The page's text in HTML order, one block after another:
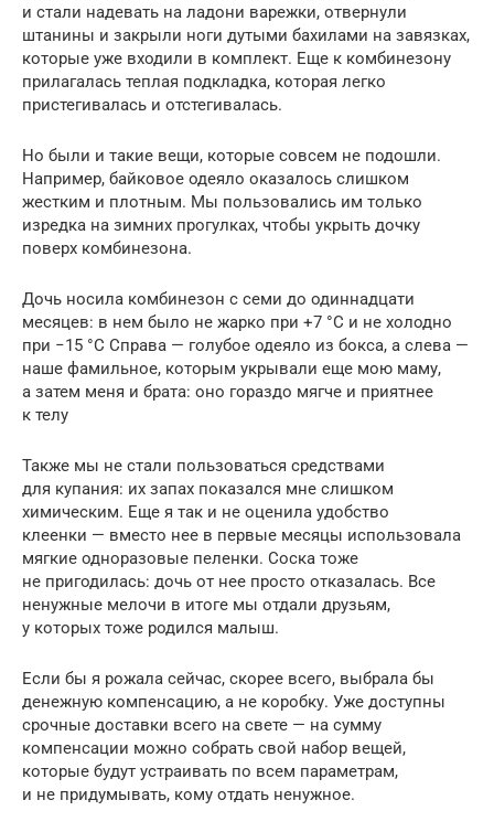
и стали надевать на ладони варежки, отвернули
штанины и закрыли ноги дутыми бахилами на завязках,
которые уже входили в комплект. Еще к комбинезону
прилагалась теплая подкладка, которая легко
пристегивалась и отстегивалась.
Но были и такие вещи, которые совсем не подошли.
Например, байковое одеяло оказалось слишком
жестким и плотным. Мы пользовались им только
изредка на зимних прогулках, чтобы укрыть дочку
поверх комбинезона.
Дочь носила комбинезон с семи до одиннадцати
месяцев: в нем было не жарко при +7 °С и не холодно
при −15 °С Справа — голубое одеяло из бокса, а слева —
наше фамильное, которым укрывали еще мою маму,
а затем меня и брата: оно гораздо мягче и приятнее
к телу
Также мы не стали пользоваться средствами
для купания: их запах показался мне слишком
химическим. Еще я так и не оценила удобство
клеенки — вместо нее в первые месяцы использовала
мягкие одноразовые пеленки. Соска тоже
не пригодилась: дочь от нее просто отказалась. Все
ненужные мелочи в итоге мы отдали друзьям,
у которых тоже родился малыш.
Если бы я рожала сейчас, скорее всего, выбрала бы
денежную компенсацию, а не коробку. Уже доступны
срочные доставки всего на свете — на сумму
компенсации можно собрать свой набор вещей,
которые будут устраивать по всем параметрам,
и не придумывать, кому отдать ненужное.